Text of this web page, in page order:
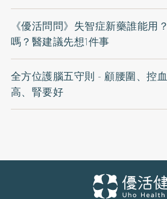
《優活問問》失智症新藥誰能用
嗎？醫建議先想1件事
全方位護腦五守則 - 顧腰圍、控
高、腎要好